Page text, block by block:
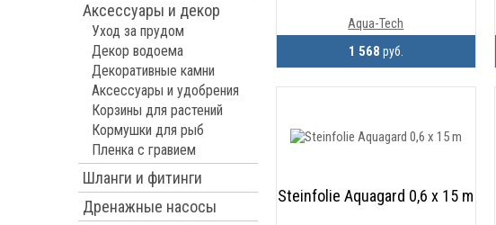
Аксессуары и декор
Уход за прудом
Декор водоема
Декоративные камни
Аксессуары и удобрения
Корзины для растений
Кормушки для рыб
Пленка с гравием
Шланги и фитинги
Дренажные насосы
Aqua-Tech
1 568 руб.
Steinfolie Aquagard 0,6 х 15 m